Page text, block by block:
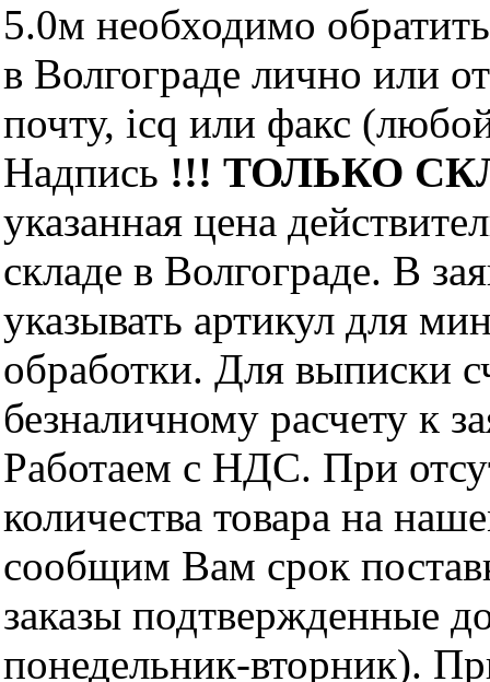
5.0м необходимо
в Волгограде лично или
почту, icq или факс
Надпись !!! ТОЛЬКО
указанная цена
складе в Волгограде. В
указывать артикул для
обработки. Для выписки
безналичному расчету к
Работаем с НДС. При
количества товара на
сообщим Вам срок
заказы подтвержденные
понедельник-вторник).